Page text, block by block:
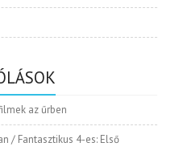
az űrben
/ Fantasztikus 4-es: Első